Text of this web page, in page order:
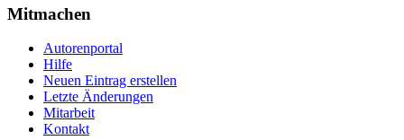
Mitmachen
Autorenportal
Hilfe
Neuen Eintrag erstellen
Letzte Änderungen
Mitarbeit
Kontakt